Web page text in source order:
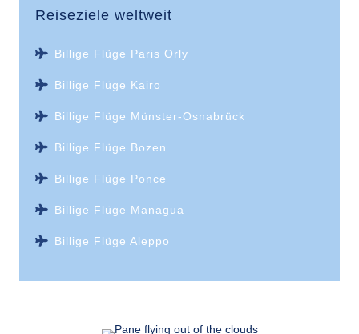
Reiseziele weltweit
Billige Flüge Paris Orly
Billige Flüge Kairo
Billige Flüge Münster-Osnabrück
Billige Flüge Bozen
Billige Flüge Ponce
Billige Flüge Managua
Billige Flüge Aleppo